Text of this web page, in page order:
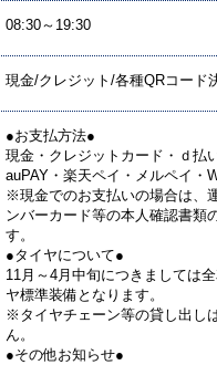
08:30～19:30
現金/クレジット/各種QRコード
●お支払方法●
現金・クレジットカード・ｄ払
auPAY・楽天ペイ・メルペイ・
※現金でのお支払いの場合は、
ンバーカード等の本人確認書類
す。
●タイヤについて●
11月～4月中旬につきましては
ヤ標準装備となります。
※タイヤチェーン等の貸し出し
ん。
●その他お知らせ●